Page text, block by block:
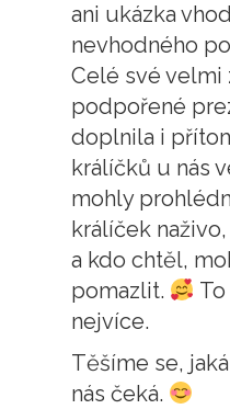
ani ukázka
nevhodného
Celé své velmi
podpořené
doplnila i
králíčků u nás
mohly
králíček
a kdo chtěl,
pomazlit.
nejvíce.
Těšíme se,
nás čeká.